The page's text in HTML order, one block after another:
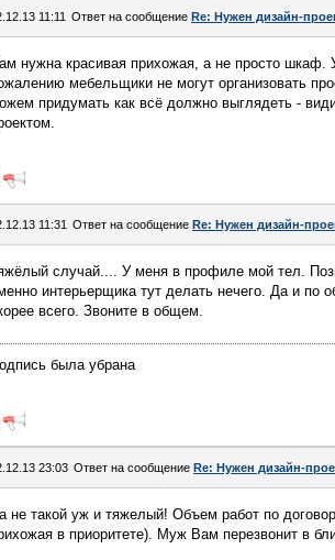
11:11 Ответ на сообщение Re: Нужен дизайн-
нужна красивая прихожая, а не просто
мебельщики не могут организовать
придумать как всё должно выглядеть -
11:31 Ответ на сообщение Re: Нужен дизайн-
случай.... У меня в профиле мой тел.
интерьерщика тут делать нечего. Да и по
всего. Звоните в общем.
была убрана
23:03 Ответ на сообщение Re: Нужен дизайн-
не такой уж и тяжелый! Объем работ по
в приоритете). Муж Вам перезвонит в